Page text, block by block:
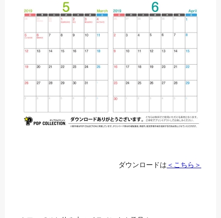
ダウンロードは ＜こちら＞